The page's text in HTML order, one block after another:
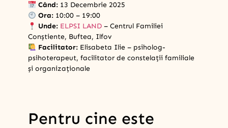
Când:13 Decembrie 2025
Ora:10:00 – 19:00
Unde: ELPSI LAND– Centrul Familiei
Conștiente, Buftea, Ilfov
Facilitator:Elisabeta Ilie – psiholog-
psihoterapeut, facilitator de constelații familiale
și organizaționale
Pentru cine este